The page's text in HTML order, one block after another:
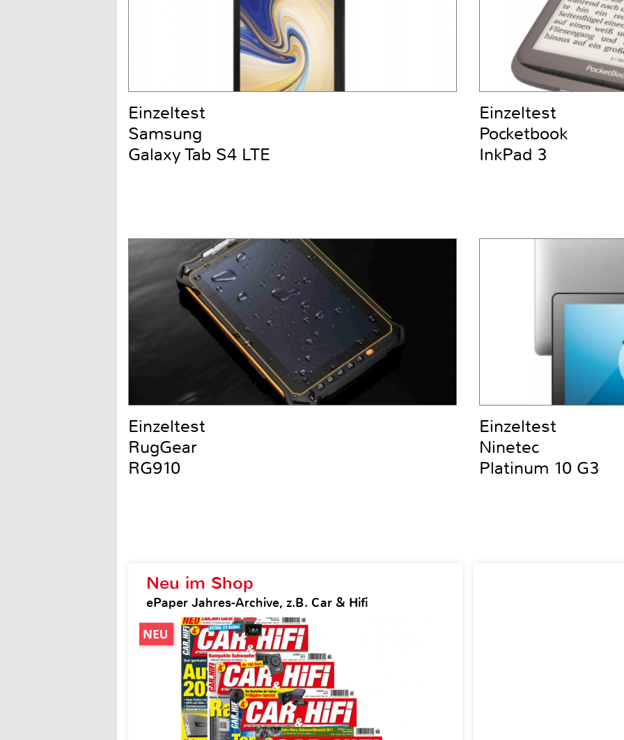
Neu im Shop
ePaper Jahres-Archive, z.B. Car & Hifi
Einzeltest
Samsung
Galaxy Tab S4 LTE
Einzeltest
Pocketbook
InkPad 3
Einzeltest
RugGear
RG910
Einzeltest
Ninetec
Platinum 10 G3